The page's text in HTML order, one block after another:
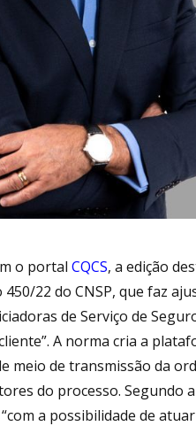
o portal CQCS, a edição
450/22 do CNSP, que faz
de Serviço de
A norma cria a
meio de transmissão da
do processo. Segundo
a possibilidade de